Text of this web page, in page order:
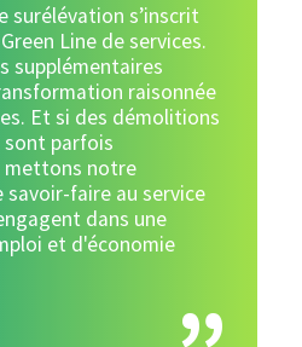
surélévation s’inscrit
Line de services.
supplémentaires
raisonnée
Et si des démolitions
parfois
mettons notre
faire au service
dans une
et d'économie